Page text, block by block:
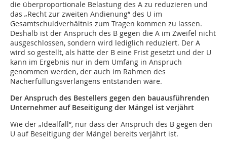
die überproportionale Belastung des A zu reduzieren und
das „Recht zur zweiten Andienung“ des U im
Gesamtschuldverhältnis zum Tragen kommen zu lassen.
Deshalb ist der Anspruch des B gegen die A im Zweifel nicht
ausgeschlossen, sondern wird lediglich reduziert. Der A
wird so gestellt, als hätte der B eine Frist gesetzt und der U
kann im Ergebnis nur in dem Umfang in Anspruch
genommen werden, der auch im Rahmen des
Nacherfüllungsverlangens entstanden wäre.
Der Anspruch des Bestellers gegen den bauausführenden
Unternehmer auf Beseitigung der Mängel ist verjährt
Wie der „Idealfall“, nur dass der Anspruch des B gegen den
U auf Beseitigung der Mängel bereits verjährt ist.